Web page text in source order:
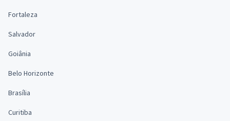
Fortaleza
Salvador
Goiânia
Belo Horizonte
Brasília
Curitiba